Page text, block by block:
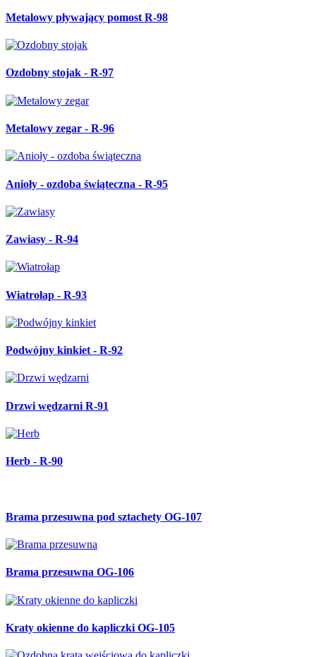
Metalowy pływający pomost R-98
Ozdobny stojak - R-97
Metalowy zegar - R-96
Anioły - ozdoba świąteczna - R-95
Zawiasy - R-94
Wiatrołap - R-93
Podwójny kinkiet - R-92
Drzwi wędzarni R-91
Herb - R-90
Brama przesuwna pod sztachety OG-107
Brama przesuwna OG-106
Kraty okienne do kapliczki OG-105